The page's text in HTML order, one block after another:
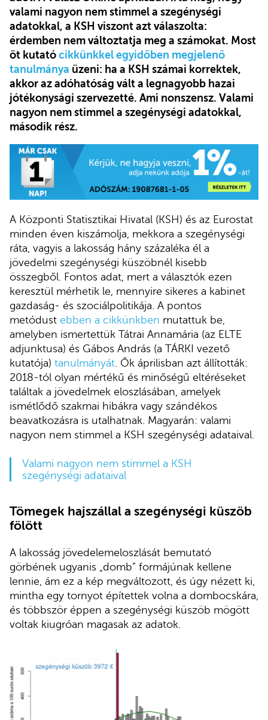
valami nagyon nem stimmel a szegénységi
adatokkal, a KSH viszont azt válaszolta:
érdemben nem változtatja meg a számokat. Most
öt kutató cikkünkkel egyidőben megjelenő
tanulmánya üzeni: ha a KSH számai korrektek,
akkor az adóhatóság vált a legnagyobb hazai
jótékonysági szervezetté. Ami nonszensz. Valami
nagyon nem stimmel a szegénységi adatokkal,
második rész.
A Központi Statisztikai Hivatal (KSH) és az Eurostat
minden éven kiszámolja, mekkora a szegénységi
ráta, vagyis a lakosság hány százaléka él a
jövedelmi szegénységi küszöbnél kisebb
összegből. Fontos adat, mert a választók ezen
keresztül mérhetik le, mennyire sikeres a kabinet
gazdaság- és szociálpolitikája. A pontos
metódust ebben a cikkünkben mutattuk be,
amelyben ismertettük Tátrai Annamária (az ELTE
adjunktusa) és Gábos András (a TÁRKI vezető
kutatója) tanulmányát. Ők áprilisban azt állították:
2018-tól olyan mértékű és minőségű eltéréseket
találtak a jövedelmek eloszlásában, amelyek
ismétlődő szakmai hibákra vagy szándékos
beavatkozásra is utalhatnak. Magyarán: valami
nagyon nem stimmel a KSH szegénységi adataival.
Valami nagyon nem stimmel a KSH
szegénységi adataival
Tömegek hajszállal a szegénységi küszöb
fölött
A lakosság jövedelemeloszlását bemutató
görbének ugyanis „domb” formájúnak kellene
lennie, ám ez a kép megváltozott, és úgy nézett ki,
mintha egy tornyot építettek volna a dombocskára,
és többször éppen a szegénységi küszöb mögött
voltak kiugróan magasak az adatok.